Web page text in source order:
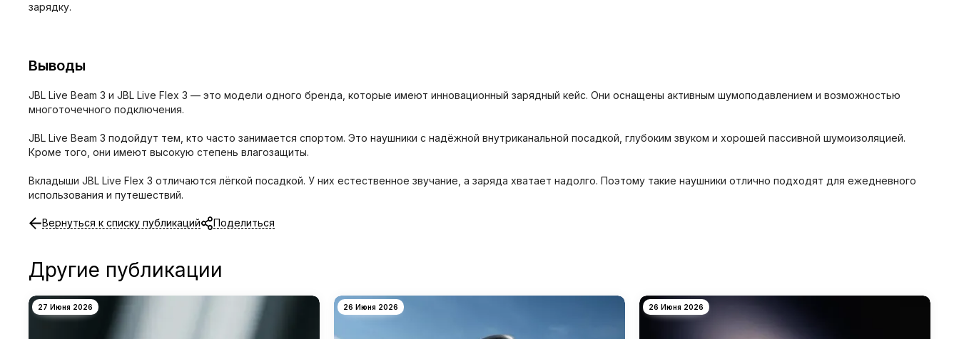
зарядку.
Выводы
JBL Live Beam 3 и JBL Live Flex 3 — это модели одного бренда, которые имеют инновационный зарядный кейс. Они оснащены активным шумоподавлением и возможностью
многоточечного подключения.
JBL Live Beam 3 подойдут тем, кто часто занимается спортом. Это наушники с надёжной внутриканальной посадкой, глубоким звуком и хорошей пассивной шумоизоляцией.
Кроме того, они имеют высокую степень влагозащиты.
Вкладыши JBL Live Flex 3 отличаются лёгкой посадкой. У них естественное звучание, а заряда хватает надолго. Поэтому такие наушники отлично подходят для ежедневного
использования и путешествий.
Вернуться к списку публикаций Поделиться
Другие публикации
27 Июня 2026 26 Июня 2026 26 Июня 2026